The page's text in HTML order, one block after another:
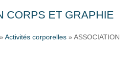
CORPS ET GRAPHIE
» Activités corporelles » ASSOCIATION